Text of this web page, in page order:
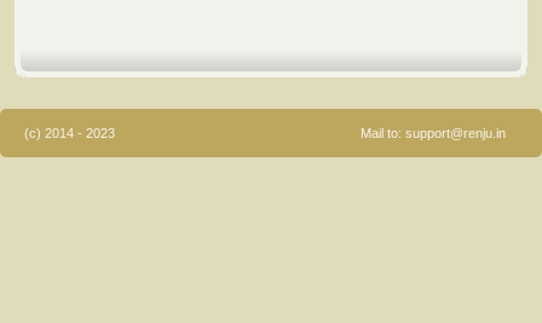
(c) 2014 - 2023 Mail to: support@renju.in